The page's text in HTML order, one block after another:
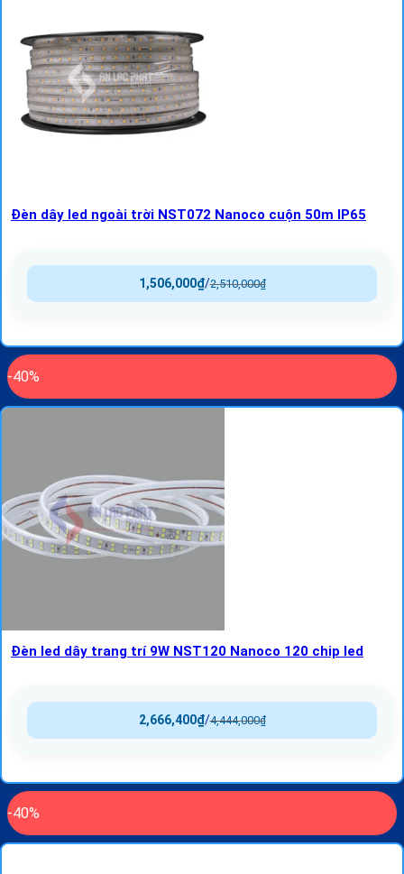
Đèn dây led ngoài trời NST072 Nanoco cuộn 50m IP65
2,510,000₫
/
1,506,000₫
-40%
Đèn led dây trang trí 9W NST120 Nanoco 120 chip led
4,444,000₫
/
2,666,400₫
-40%